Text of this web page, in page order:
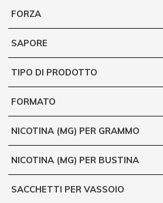
FORZA
SAPORE
TIPO DI PRODOTTO
FORMATO
NICOTINA (MG) PER GRAMMO
NICOTINA (MG) PER BUSTINA
SACCHETTI PER VASSOIO